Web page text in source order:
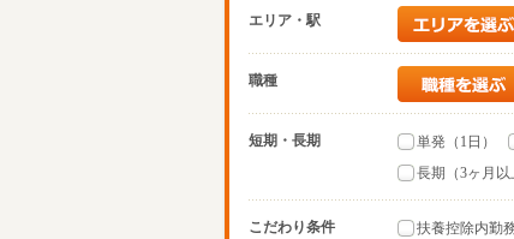
エリア・駅
職種
短期・長期 単発（1日）
長期（3ヶ月以
こだわり条件 扶養控除内勤